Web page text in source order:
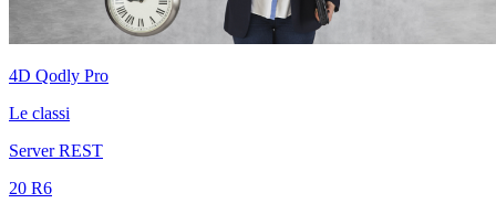
4D Qodly Pro
Le classi
Server REST
20 R6